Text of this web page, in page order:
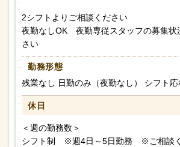
2シフトよりご相談ください
夜勤なしOK 夜勤専従スタッフの募集状
さい
勤務形態
残業なし 日勤のみ（夜勤なし） シフト応
休日
＜週の勤務数＞
シフト制 ※週4日～5日勤務 ※ご相談